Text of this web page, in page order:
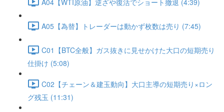
A05【為替】トレーダーは動かず枚数は売り (7:45)
C01【BTC全般】ガス抜きに見せかけた大口の短期売り
仕掛け (5:08)
C02【チェーン＆建玉動向】大口主導の短期売り×ロン
グ残玉 (11:31)